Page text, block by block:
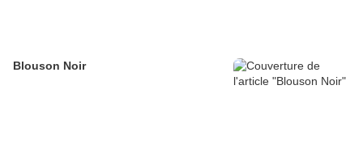
Blouson Noir